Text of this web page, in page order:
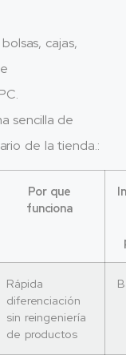
cajas,
sencilla de
de la tienda.:
Por que
funciona
Rápida
diferenciación
sin reingeniería
de productos